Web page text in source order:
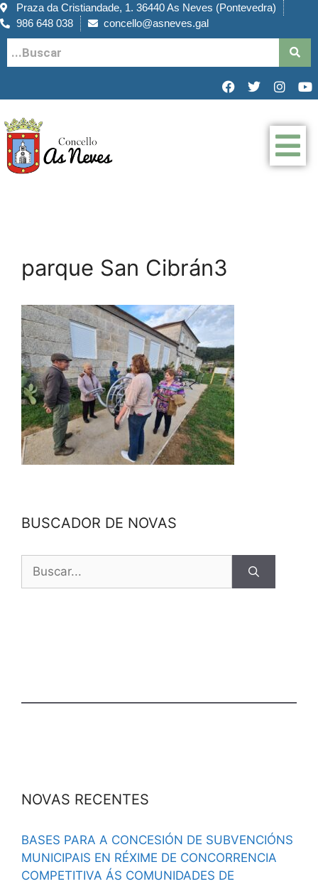
Praza da Cristiandade, 1. 36440 As Neves (Pontevedra)
986 648 038
concello@asneves.gal
parque San Cibrán3
BUSCADOR DE NOVAS
NOVAS RECENTES
BASES PARA A CONCESIÓN DE SUBVENCIÓNS
MUNICIPAIS EN RÉXIME DE CONCORRENCIA
COMPETITIVA ÁS COMUNIDADES DE